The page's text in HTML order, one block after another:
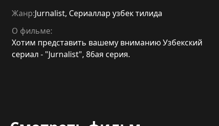
Жанр:Jurnalist, Сериаллар узбек тилида
О фильме:
Хотим представить вашему вниманию Узбекский
сериал - "Jurnalist", 86ая серия.